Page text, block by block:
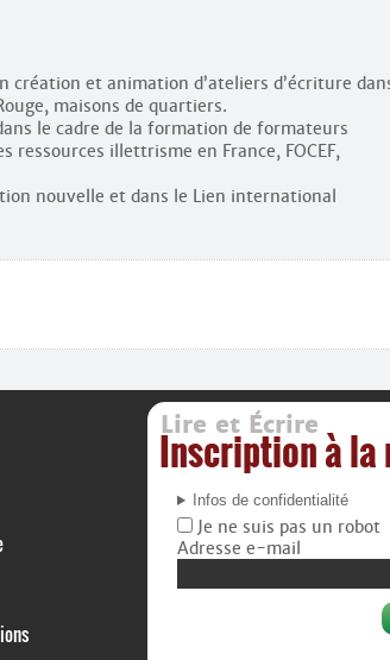
création et animation d’ateliers d’écriture
maisons de quartiers.
le cadre de la formation de formateurs
ressources illettrisme en France, FOCEF,
nouvelle et dans le Lien international
Lire et Écrire
Inscription à la
Infos de confidentialité
Je ne suis pas un robot
Adresse e-mail